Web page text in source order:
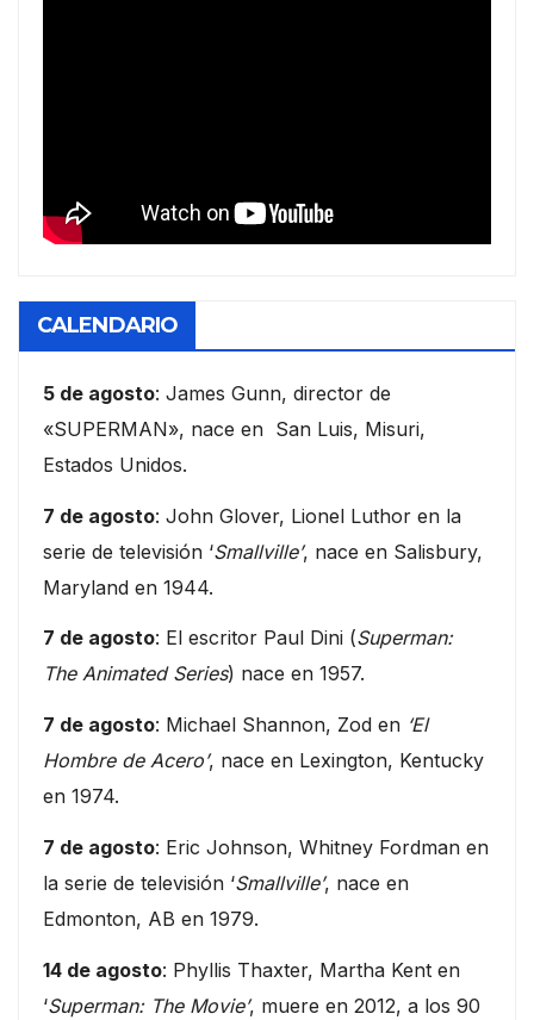
CALENDARIO
5 de agosto: James Gunn, director de
«SUPERMAN», nace en San Luis, Misuri,
Estados Unidos.
7 de agosto: John Glover, Lionel Luthor en la
serie de televisión ‘Smallville’, nace en Salisbury,
Maryland en 1944.
7 de agosto: El escritor Paul Dini (Superman:
The Animated Series) nace en 1957.
7 de agosto: Michael Shannon, Zod en ‘El
Hombre de Acero’, nace en Lexington, Kentucky
en 1974.
7 de agosto: Eric Johnson, Whitney Fordman en
la serie de televisión ‘Smallville’, nace en
Edmonton, AB en 1979.
14 de agosto: Phyllis Thaxter, Martha Kent en
‘Superman: The Movie’, muere en 2012, a los 90